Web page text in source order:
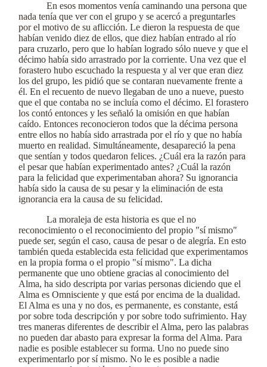
En esos momentos venía caminando una persona que
nada tenía que ver con el grupo y se acercó a preguntarles
por el motivo de su aflicción. Le dieron la respuesta de que
habían venido diez de ellos, que diez habían entrado al río
para cruzarlo, pero que lo habían logrado sólo nueve y que el
décimo había sido arrastrado por la corriente. Una vez que el
forastero hubo escuchado la respuesta y al ver que eran diez
los del grupo, les pidió que se contaran nuevamente frente a
él. En el recuento de nuevo llegaban de uno a nueve, puesto
que el que contaba no se incluía como el décimo. El forastero
los contó entonces y les señaló la omisión en que habían
caído. Entonces reconocieron todos que la décima persona
entre ellos no había sido arrastrada por el río y que no había
muerto en realidad. Simultáneamente, desapareció la pena
que sentían y todos quedaron felices. ¿Cuál era la razón para
el pesar que habían experimentado antes? ¿Cuál la razón
para la felicidad que experimentaban ahora? Su ignorancia
había sido la causa de su pesar y la eliminación de esta
ignorancia era la causa de su felicidad.
La moraleja de esta historia es que el no
reconocimiento o el reconocimiento del propio "sí mismo"
puede ser, según el caso, causa de pesar o de alegría. En esto
también queda establecida esta felicidad que experimentamos
en la propia forma o el propio "sí mismo". La dicha
permanente que uno obtiene gracias al conocimiento del
Alma, ha sido descripta por varias personas diciendo que el
Alma es Omnisciente y que está por encima de la dualidad.
El Alma es una y no dos, es permanente, es constante, está
por sobre toda descripción y por sobre todo sufrimiento. Hay
tres maneras diferentes de describir el Alma, pero las palabras
no pueden dar abasto para expresar la forma del Alma. Para
nadie es posible establecer su forma. Uno no puede sino
experimentarlo por sí mismo. No le es posible a nadie